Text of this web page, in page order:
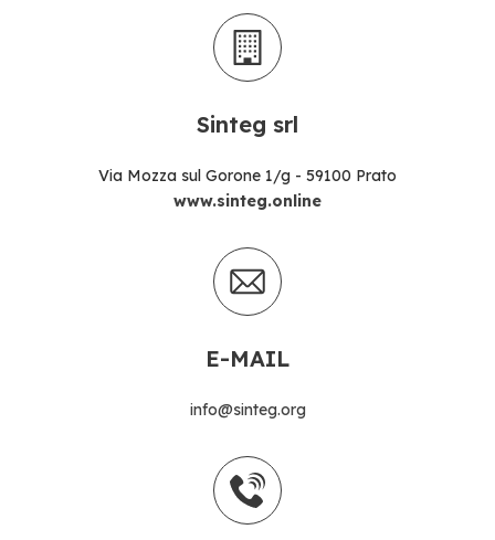
Sinteg srl
Via Mozza sul Gorone 1/g - 59100 Prato
www.sinteg.online
E-MAIL
info@sinteg.org